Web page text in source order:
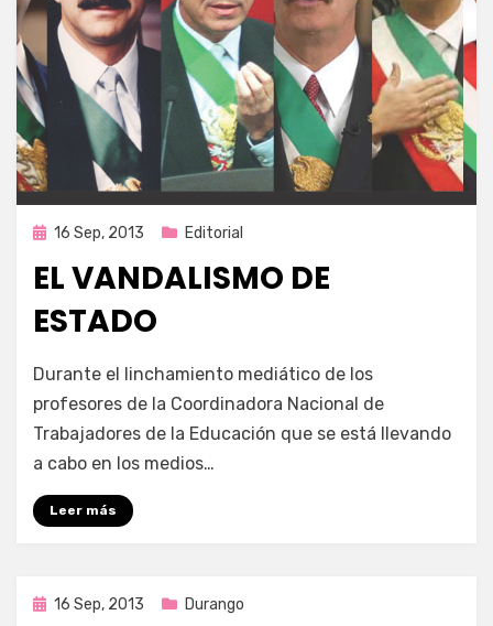
Publicada
16 Sep, 2013 Editorial
EL VANDALISMO DE
ESTADO
Enrique
Durante el linchamiento mediático de los
profesores de la Coordinadora Nacional de
Trabajadores de la Educación que se está llevando
a cabo en los medios…
Leer más
Publicada
16 Sep, 2013 Durango